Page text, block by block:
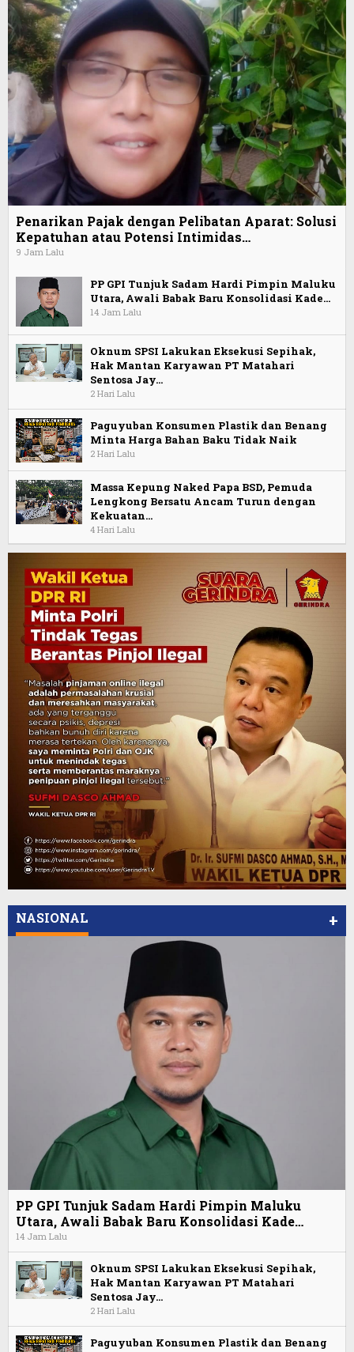
Penarikan Pajak dengan Pelibatan Aparat: Solusi
Kepatuhan atau Potensi Intimidas…
9 Jam Lalu
PP GPI Tunjuk Sadam Hardi Pimpin Maluku
Utara, Awali Babak Baru Konsolidasi Kade…
14 Jam Lalu
Oknum SPSI Lakukan Eksekusi Sepihak,
Hak Mantan Karyawan PT Matahari
Sentosa Jay…
2 Hari Lalu
Paguyuban Konsumen Plastik dan Benang
Minta Harga Bahan Baku Tidak Naik
2 Hari Lalu
Massa Kepung Naked Papa BSD, Pemuda
Lengkong Bersatu Ancam Turun dengan
Kekuatan…
4 Hari Lalu
NASIONAL +
PP GPI Tunjuk Sadam Hardi Pimpin Maluku
Utara, Awali Babak Baru Konsolidasi Kade…
14 Jam Lalu
Oknum SPSI Lakukan Eksekusi Sepihak,
Hak Mantan Karyawan PT Matahari
Sentosa Jay…
2 Hari Lalu
Paguyuban Konsumen Plastik dan Benang